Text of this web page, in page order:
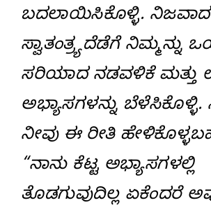
ಬದಲಾಯಿಸಿಕೊಳ್ಳಿ. ನಿಜವಾದ
ಸ್ವಾತಂತ್ರ್ಯದೆಡೆಗೆ ನಿಮ್ಮನ್ನು
ಸರಿಯಾದ ನಡವಳಿಕೆ ಮತ್ತು
ಅಭ್ಯಾಸಗಳನ್ನು
ನೀವು ಈ ರೀತಿ
“ನಾನು ಕೆಟ್ಟ ಅಭ್ಯಾಸಗಳಲ್ಲಿ
ತೊಡಗುವುದಿಲ್ಲ ಏಕೆಂದರೆ